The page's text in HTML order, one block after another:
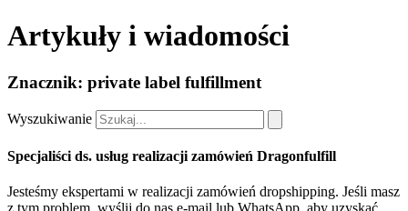
Artykuły i wiadomości
Znacznik: private label fulfillment
Wyszukiwanie
Specjaliści ds. usług realizacji zamówień Dragonfulfill
Jesteśmy ekspertami w realizacji zamówień dropshipping. Jeśli masz